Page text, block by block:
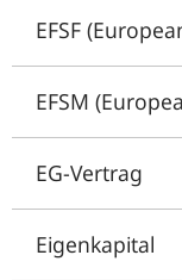
EFSF
EFSM
EG-Vertrag
Eigenkapital